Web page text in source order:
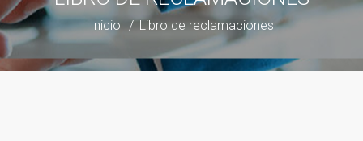
Inicio Libro de reclamaciones